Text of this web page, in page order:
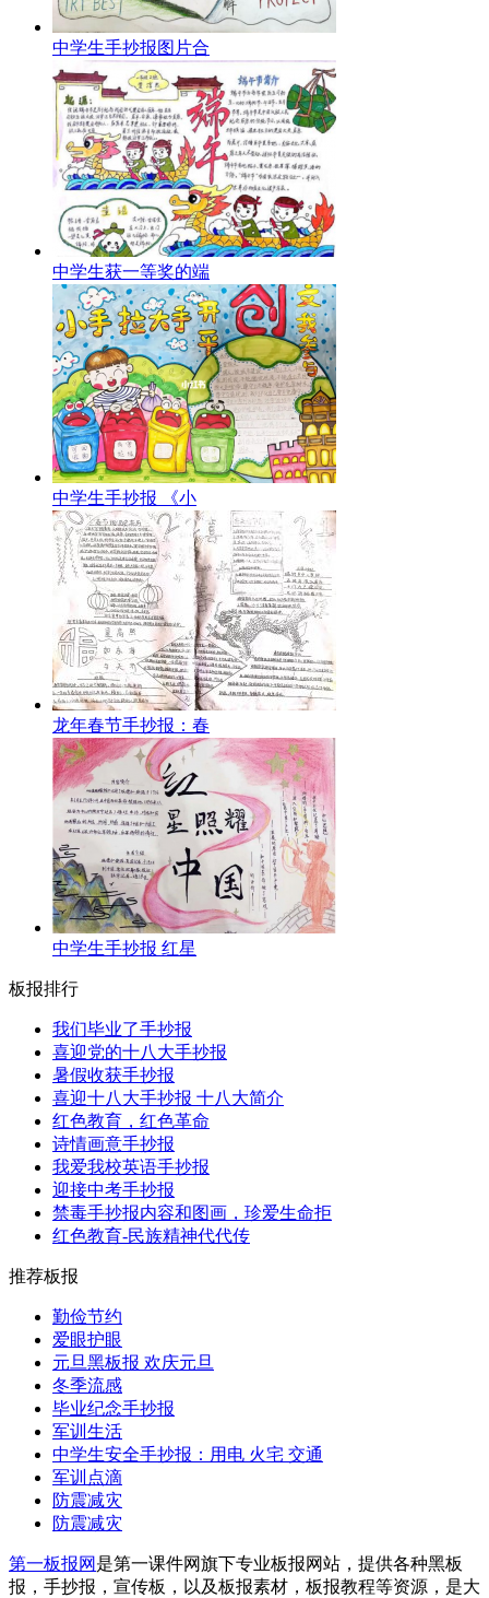
中学生手抄报图片合
中学生获一等奖的端
中学生手抄报 《小
龙年春节手抄报：春
中学生手抄报 红星
板报排行
我们毕业了手抄报
喜迎党的十八大手抄报
暑假收获手抄报
喜迎十八大手抄报 十八大简介
红色教育，红色革命
诗情画意手抄报
我爱我校英语手抄报
迎接中考手抄报
禁毒手抄报内容和图画，珍爱生命拒
红色教育-民族精神代代传
推荐板报
勤俭节约
爱眼护眼
元旦黑板报 欢庆元旦
冬季流感
毕业纪念手抄报
军训生活
中学生安全手抄报：用电 火宅 交通
军训点滴
防震减灾
防震减灾
第一板报网 是第一课件网旗下专业板报网站，提供各种黑板
报，手抄报，宣传板，以及板报素材，板报教程等资源，是大